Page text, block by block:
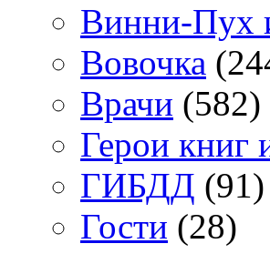
Винни-Пух
Вовочка
Врачи (582)
Герои книг
ГИБДД (91)
Гости (28)